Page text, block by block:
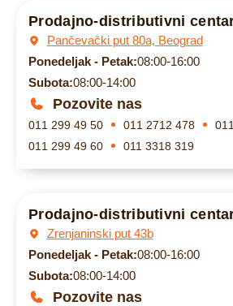
Prodajno-distributivni
Pančevački put 80a, Beograd
Ponedeljak - Petak:08:00-16:00
Subota:08:00-14:00
Pozovite nas
011 299 49 50 011 2712 478
011 299 49 60
011 3318 319
Prodajno-distributivni
Zrenjaninski put 43b
Ponedeljak - Petak:08:00-16:00
Subota:08:00-14:00
Pozovite nas